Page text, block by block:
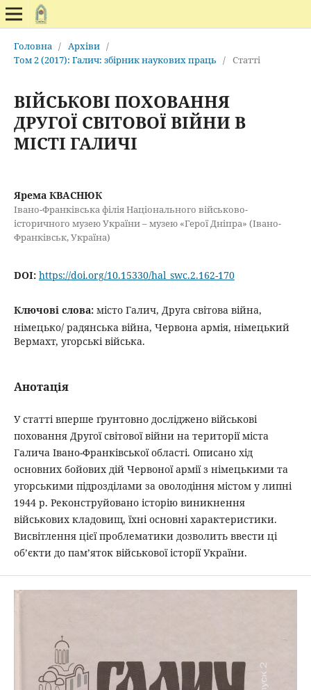
Головна / Архіви /
Том 2 (2017): Галич: збірник наукових праць / Статті
ВІЙСЬКОВІ ПОХОВАННЯ
ДРУГОЇ СВІТОВОЇ ВІЙНИ В
МІСТІ ГАЛИЧІ
Ярема КВАСНЮК
Івано-Франківська філія Національного військово-
історичного музею України – музею «Герої Дніпра» (Івано-
Франківськ, Україна)
DOI: https://doi.org/10.15330/hal_swc.2.162-170
Ключові слова: місто Галич, Друга світова війна,
німецько/ радянська війна, Червона армія, німецький
Вермахт, угорські війська.
Анотація
У статті вперше ґрунтовно досліджено військові
поховання Другої світової війни на території міста
Галича Івано-Франківської області. Описано хід
основних бойових дій Червоної армії з німецькими та
угорськими підрозділами за оволодіння містом у липні
1944 р. Реконструйовано історію виникнення
військових кладовищ, їхні основні характеристики.
Висвітлення цієї проблематики дозволить ввести ці
об’єкти до пам’яток військової історії України.